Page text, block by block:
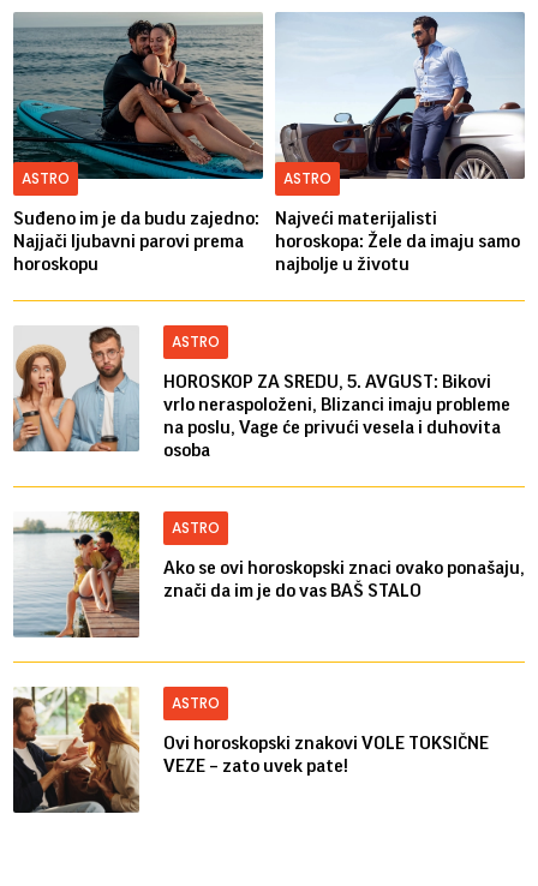
ASTRO
Suđeno im je da budu zajedno:
Najjači ljubavni parovi prema
horoskopu
ASTRO
Najveći materijalisti
horoskopa: Žele da imaju samo
najbolje u životu
ASTRO
HOROSKOP ZA SREDU, 5. AVGUST: Bikovi
vrlo neraspoloženi, Blizanci imaju probleme
na poslu, Vage će privući vesela i duhovita
osoba
ASTRO
Ako se ovi horoskopski znaci ovako ponašaju,
znači da im je do vas BAŠ STALO
ASTRO
Ovi horoskopski znakovi VOLE TOKSIČNE
VEZE – zato uvek pate!